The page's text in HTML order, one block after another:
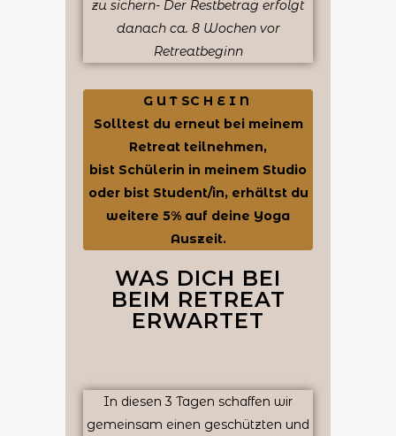
zu sichern- Der Restbetrag erfolgt
danach ca. 8 Wochen vor
Retreatbeginn
G U T SC H E I N
Solltest du erneut bei meinem
Retreat teilnehmen,
bist Schülerin in meinem Studio
oder bist Student/in, erhältst du
weitere 5% auf deine Yoga
Auszeit.
WAS DICH BEI
BEIM RETREAT
ERWARTET
In diesen 3 Tagen schaffen wir
gemeinsam einen geschützten und